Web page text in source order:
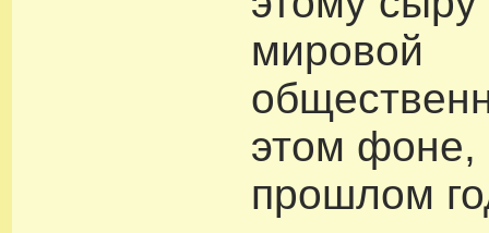
мировой
этом
прошлом